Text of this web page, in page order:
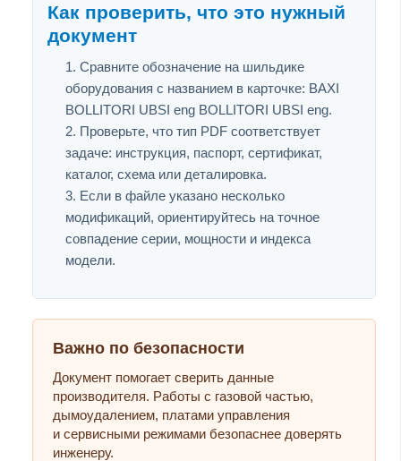
Как проверить, что это нужный
документ
Сравните обозначение на шильдике
оборудования с названием в карточке: BAXI
BOLLITORI UBSI eng BOLLITORI UBSI eng.
Проверьте, что тип PDF соответствует
задаче: инструкция, паспорт, сертификат,
каталог, схема или деталировка.
Если в файле указано несколько
модификаций, ориентируйтесь на точное
совпадение серии, мощности и индекса
модели.
Важно по безопасности
Документ помогает сверить данные
производителя. Работы с газовой частью,
дымоудалением, платами управления
и сервисными режимами безопаснее доверять
инженеру.